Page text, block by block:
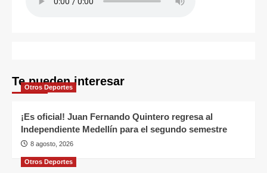
Te pueden interesar
Otros Deportes
¡Es oficial! Juan Fernando Quintero regresa al
Independiente Medellín para el segundo semestre
8 agosto, 2026
Otros Deportes